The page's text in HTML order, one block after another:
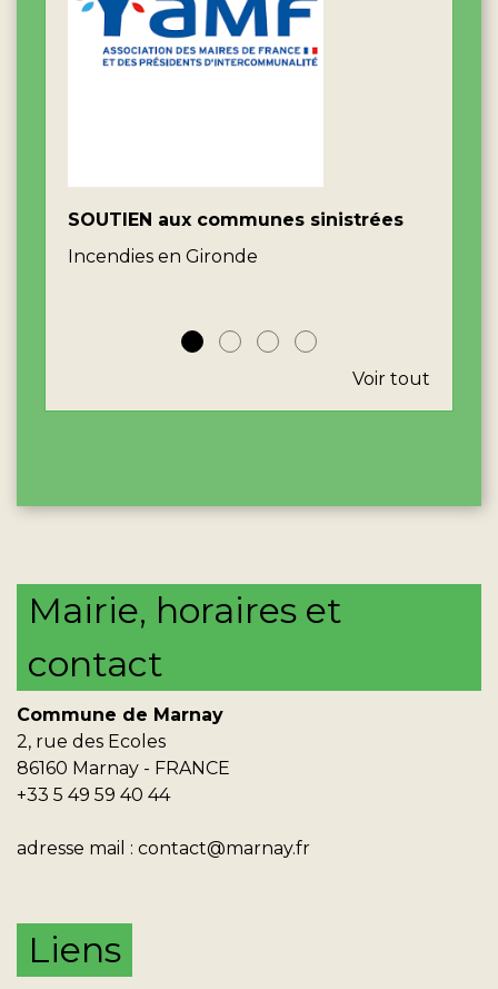
SOUTIEN aux communes sinistrées
Incendies en Gironde
Voir tout
Mairie, horaires et
contact
Commune de Marnay
2, rue des Ecoles
86160 Marnay - FRANCE
+33 5 49 59 40 44
adresse mail : contact@marnay.fr
Liens